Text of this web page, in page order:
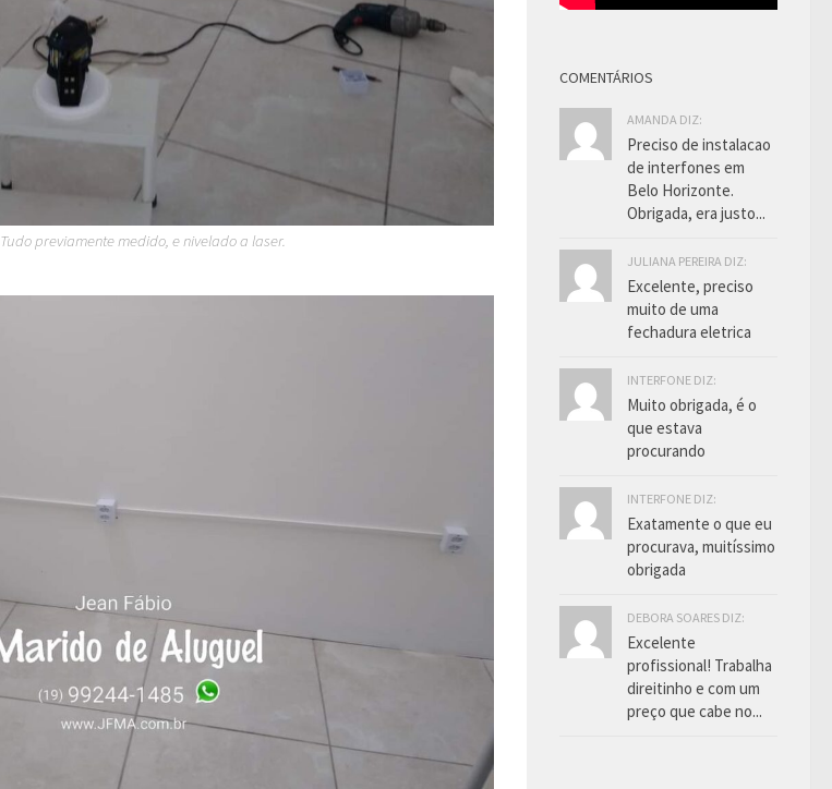
Tudo previamente medido, e nivelado a laser.
COMENTÁRIOS
AMANDA DIZ:
Preciso de instalacao
de interfones em
Belo Horizonte.
Obrigada, era justo...
JULIANA PEREIRA DIZ:
Excelente, preciso
muito de uma
fechadura eletrica
INTERFONE DIZ:
Muito obrigada, é o
que estava
procurando
INTERFONE DIZ:
Exatamente o que eu
procurava, muitíssimo
obrigada
DEBORA SOARES DIZ:
Excelente
profissional! Trabalha
direitinho e com um
preço que cabe no...